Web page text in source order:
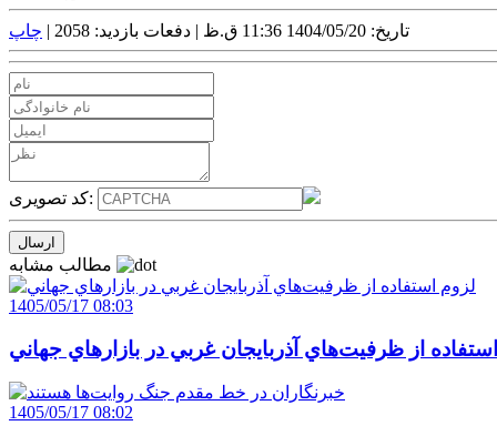
تاریخ: 1404/05/20 11:36 ق.ظ | دفعات بازدید: 2058 | چاپ
کد تصویری:
1405/05/17 08:03
از ظرفيت‌هاي آذربايجان غربي در بازارهاي جهاني
1405/05/17 08:02